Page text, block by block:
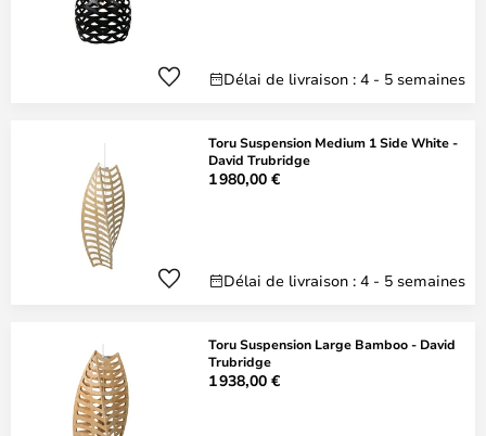
Délai de livraison : 4 - 5 semaines
Toru Suspension Medium 1 Side White -
David Trubridge
1 980,00 €
Délai de livraison : 4 - 5 semaines
Toru Suspension Large Bamboo - David
Trubridge
1 938,00 €